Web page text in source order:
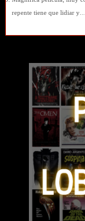
repente tiene que lidiar y…